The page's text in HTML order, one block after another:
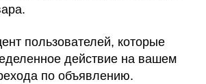
пользователей, которые
действие на вашем
по объявлению.